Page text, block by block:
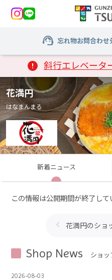
斜行エレベータ
忘れ物お問合わせ
花満円
はなまんまる
新着ニュース
この情報は公開期間が終了して
花満円のショ
Shop News ショッ
2026-08-03